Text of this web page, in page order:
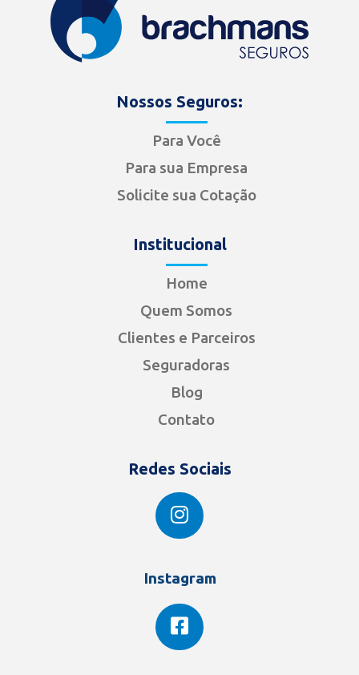
Nossos Seguros:
Para Você
Para sua Empresa
Solicite sua Cotação
Institucional
Home
Quem Somos
Clientes e Parceiros
Seguradoras
Blog
Contato
Redes Sociais
Instagram